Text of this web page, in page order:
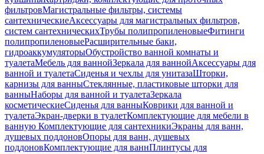
фильтровМагистральные фильтры, системы
сантехническиеАксессуары для магистральных фильтров,
систем сантехническихТрубы полипропиленовыеФитинги
полипропиленовыеРасширительные баки,
гидроаккумуляторыОбустройство ванной комнаты и
туалетаМебель для ваннойЗеркала для ваннойАксессуары для
ванной и туалетаСиденья и чехлы для унитазаШторки,
карнизы для ванныСтеклянные, пластиковые шторки для
ванныНаборы для ванной и туалетаЗеркала
косметическиеСиденья для ванныКоврики для ванной и
туалетаЭкран-дверки в туалетКомплектующие для мебели в
ванную Комплектующие для сантехникиЭкраны для ванн,
душевых поддоновОпоры для ванн, душевых
поддоновКомплектующие для ваннПлинтусы для